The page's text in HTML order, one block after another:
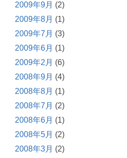
2009年9月 (2)
2009年8月 (1)
2009年7月 (3)
2009年6月 (1)
2009年2月 (6)
2008年9月 (4)
2008年8月 (1)
2008年7月 (2)
2008年6月 (1)
2008年5月 (2)
2008年3月 (2)